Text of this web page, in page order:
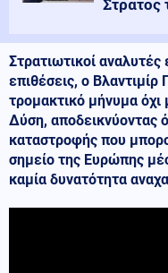
Στρατιωτικοί αναλυτές
επιθέσεις, ο Βλαντιμίρ
τρομακτικό μήνυμα όχι
Δύση, αποδεικνύοντας
καταστροφής που
σημείο της Ευρώπης
καμία δυνατότητα